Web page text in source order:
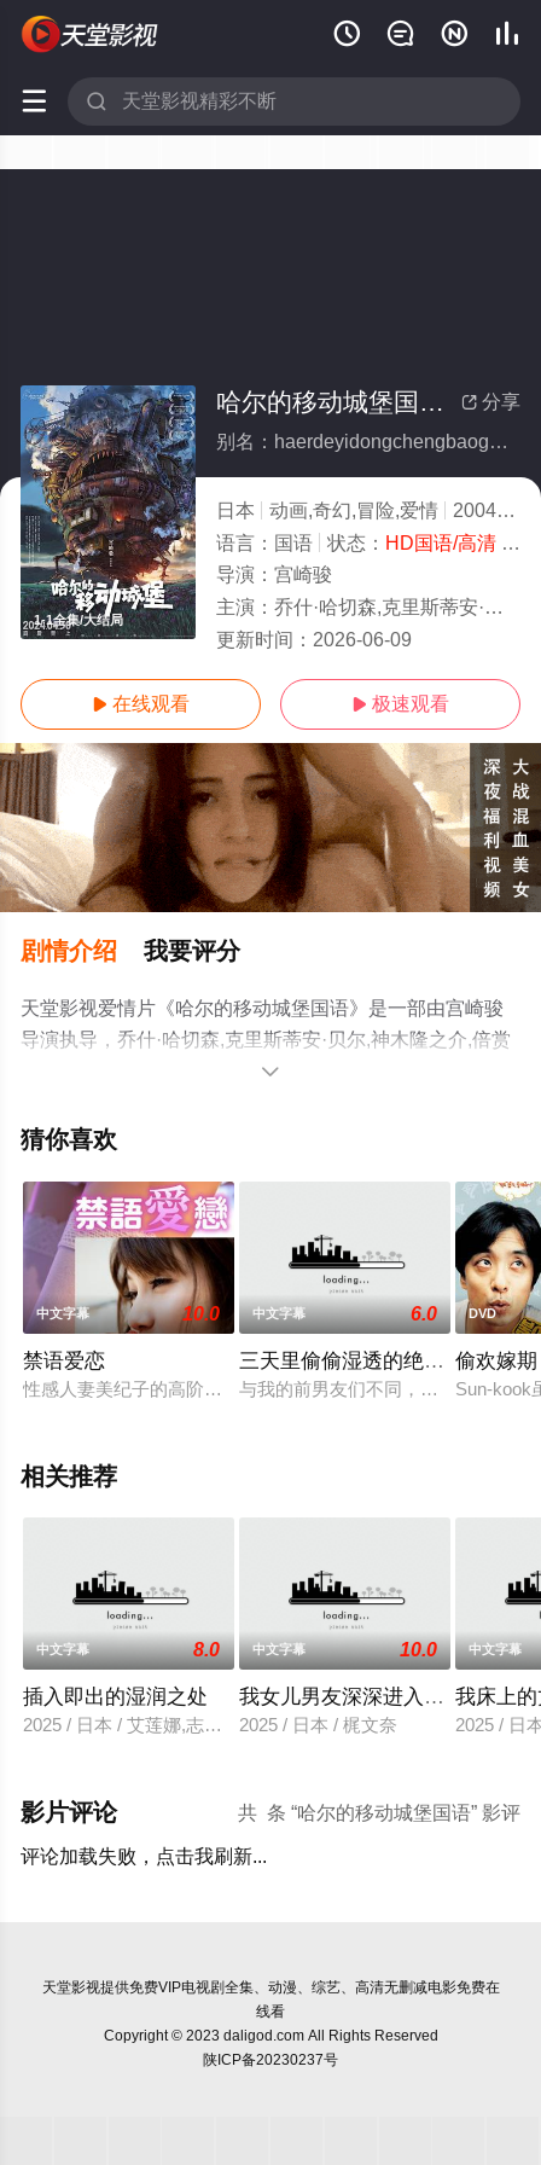
   
 
1-1全集/大结局
 分享
哈尔的移动城堡国语(全集)
别名：haerdeyidongchengbaoguoyu
日本 动画,奇幻,冒险,爱情 2004
1.0
语言： 国语 状态： HD国语/高清- 免费在线观看
导演： 宫崎骏
主演： 乔什·哈切森,克里斯蒂安·贝尔,神木隆之介,倍赏千惠子,大塚明夫,安田显,达兰·诺里斯,艾米莉·莫迪默,吉娜·马隆,大泉洋,森崎博之,卡洛斯
更新时间： 2026-06-09
 在线观看  极速观看
剧情介绍 我要评分
天堂影视爱情片《哈尔的移动城堡国语》是一部由宫崎骏
导演执导，乔什·哈切森,克里斯蒂安·贝尔,神木隆之介,倍赏
千惠子,大塚明夫,安田显,达兰·诺里斯,艾米莉·莫迪默,吉娜·
幸,克里斯平·弗里曼,威尔·弗里德尔,布莱思·丹纳,木村拓哉,
情已揭晓（1-1全集），手机免费观看高清未删减完整版电
影大全就上天堂电影网，更多相关信息可移步至豆瓣电
影、电视猫或剧情网等平台了解。

猜你喜欢
中文字幕 10.0
禁语爱恋
性感人妻美纪子的高阶经理丈夫，因为权力，不断的有年轻美艳
中文字幕 6.0
三天里偷偷湿透的绝伦嫂子
与我的前男友们不同，我爱上了我姐
DVD
偷欢嫁期
Sun-kook
相关推荐
中文字幕 8.0
插入即出的湿润之处
2025 / 日本 / 艾莲娜,志美健
中文字幕 10.0
我女儿男友深深进入我的身体
2025 / 日本 / 梶文奈
中文字幕
我床上
2025 / 日
共 条 “哈尔的移动城堡国语” 影评
影片评论
评论加载失败，点击我刷新...
天堂影视提供免费VIP电视剧全集、动漫、综艺、高清无删减电影免费在
线看
Copyright © 2023 daligod.com All Rights Reserved
陕ICP备20230237号